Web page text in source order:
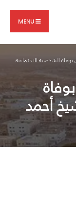
MENU
بوفاة الشخصية الاجتماعية
أحمد